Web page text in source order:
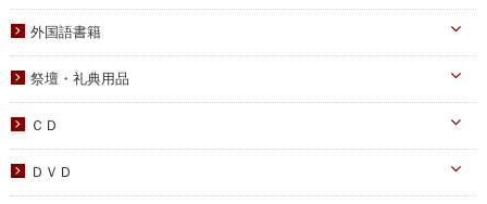
書写
父母向け
DVD
PDF版（子女向け）
知識
宗教迫害
外国語書籍
祭壇・礼典用品
祭壇用ﾃｰﾌﾞﾙｸﾛｽ
ＣＤ
ＤＶＤ